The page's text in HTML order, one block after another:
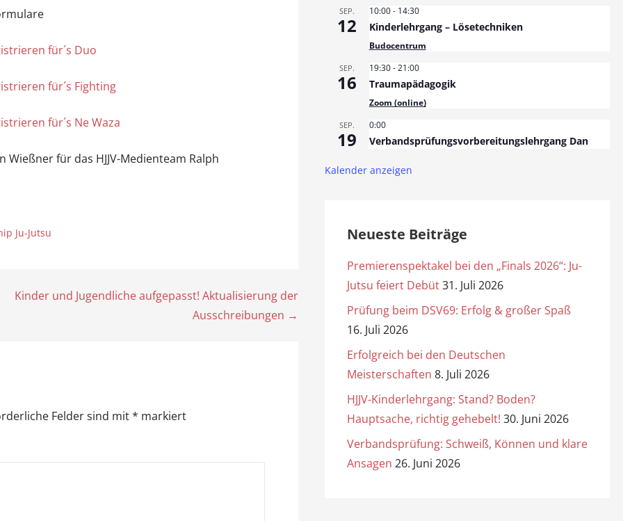
für´s Duo
für´s Fighting
für´s Ne Waza
Wießner für das HJJV-Medienteam Ralph
Ju-Jutsu
Kinder und Jugendliche aufgepasst! Aktualisierung der
Ausschreibungen →
Felder sind mit* markiert
SEP.
12
10:00- 14:30
Kinderlehrgang – Lösetechniken
Budocentrum
SEP.
16
19:30-21:00
Traumapädagogik
Zoom (online)
SEP.
19
0:00
Verbandsprüfungsvorbereitungslehrgang Dan
Kalender anzeigen
Neueste Beiträge
Premierenspektakel bei den „Finals 2026“: Ju-
Jutsu feiert Debüt31. Juli 2026
Prüfung beim DSV69: Erfolg & großer Spaß
16. Juli 2026
Erfolgreich bei den Deutschen
Meisterschaften 8. Juli 2026
HJJV-Kinderlehrgang: Stand? Boden?
Hauptsache, richtig gehebelt! 30. Juni 2026
Verbandsprüfung: Schweiß, Können und klare
Ansagen 26. Juni 2026